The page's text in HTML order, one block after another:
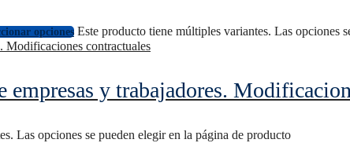
opciones Este producto tiene múltiples variantes. Las opciones
empresas y trabajadores.
Las opciones se pueden elegir en la página de producto